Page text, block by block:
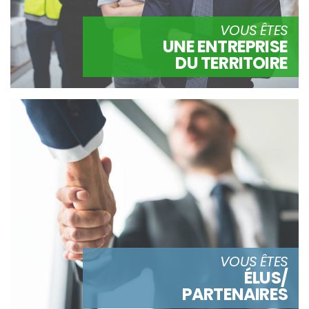
VOUS ÊTES
UNE ENTREPRISE
DU TERRITOIRE
VOUS ÊTES
ÉLUS/
PARTENAIRES